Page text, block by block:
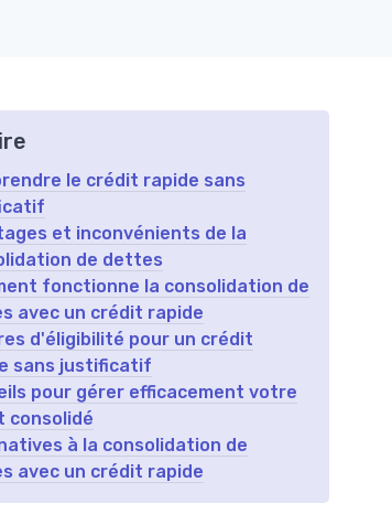
le crédit rapide sans
et inconvénients de la
de dettes
fonctionne la consolidation de
avec un crédit rapide
d'éligibilité pour un crédit
sans justificatif
pour gérer efficacement votre
consolidé
à la consolidation de
avec un crédit rapide